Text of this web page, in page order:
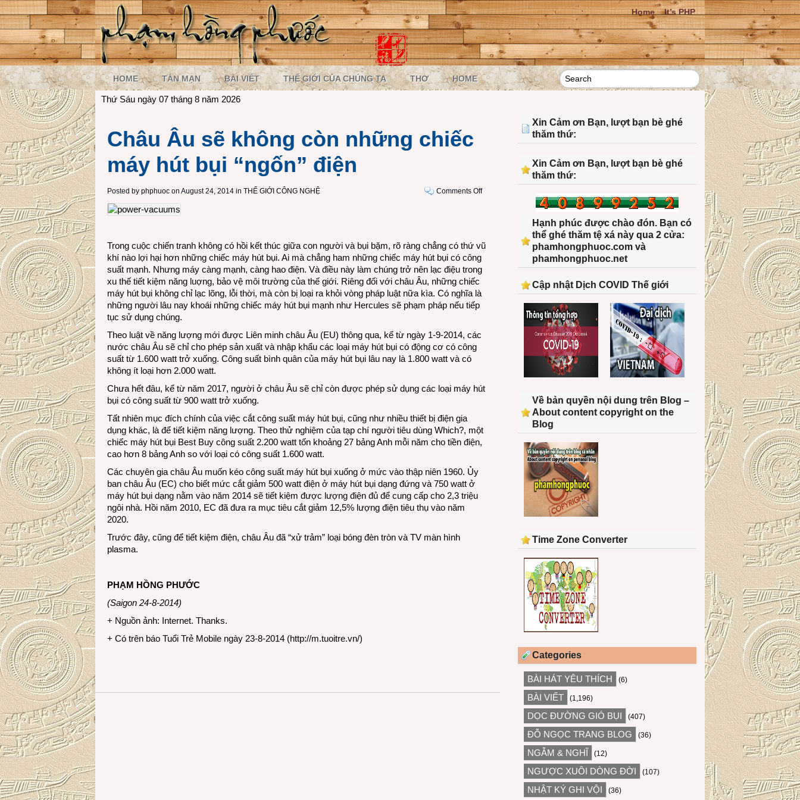
Home It’s PHP
HOME TẢN MẠN BÀI VIẾT THẾ GIỚI CỦA CHÚNG TA THƠ HOME
Thứ Sáu ngày 07 tháng 8 năm 2026
Châu Âu sẽ không còn những chiếc
máy hút bụi “ngốn” điện
Posted by phphuoc on August 24, 2014 in THẾ GIỚI CÔNG NGHỆ Comments Offon
còn
chiếc
hút
Trong cuộc chiến tranh không có hồi kết thúc giữa con người và bụi bặm, rõ ràng chẳng có thứ vũ
khí nào lợi hại hơn những chiếc máy hút bụi. Ai mà chẳng ham những chiếc máy hút bụi có công
suất mạnh. Nhưng máy càng mạnh, càng hao điện. Và điều này làm chúng trở nên lạc điệu trong
xu thế tiết kiệm năng luợng, bảo vệ môi trường của thế giới. Riêng đối với châu Âu, những chiếc
máy hút bụi không chỉ lạc lõng, lỗi thời, mà còn bị loại ra khỏi vòng pháp luật nữa kìa. Có nghĩa là
những người lâu nay khoái những chiếc máy hút bụi mạnh như Hercules sẽ phạm pháp nếu tiếp
tục sử dụng chúng.
Theo luật về năng lượng mới được Liên minh châu Âu (EU) thông qua, kể từ ngày 1-9-2014, các
nước châu Âu sẽ chỉ cho phép sản xuất và nhập khẩu các loại máy hút bụi có động cơ có công
suất từ 1.600 watt trở xuống. Công suất bình quân của máy hút bụi lâu nay là 1.800 watt và có
không ít loại hơn 2.000 watt.
Chưa hết đâu, kể từ năm 2017, người ở châu Âu sẽ chỉ còn được phép sử dụng các loại máy hút
bụi có công suất từ 900 watt trở xuống.
Tất nhiên mục đích chính của việc cắt công suất máy hút bụi, cũng như nhiều thiết bị điện gia
dụng khác, là để tiết kiệm năng lượng. Theo thử nghiệm của tạp chí người tiêu dùng Which?, một
chiếc máy hút bụi Best Buy công suất 2.200 watt tốn khoảng 27 bảng Anh mỗi năm cho tiền điện,
cao hơn 8 bảng Anh so với loại có công suất 1.600 watt.
Các chuyên gia châu Âu muốn kéo công suất máy hút bụi xuống ở mức vào thập niên 1960. Ủy
ban châu Âu (EC) cho biết mức cắt giảm 500 watt điện ở máy hút bụi dạng đứng và 750 watt ở
máy hút bụi dạng nằm vào năm 2014 sẽ tiết kiệm được lượng điện đủ để cung cấp cho 2,3 triệu
ngôi nhà. Hồi năm 2010, EC đã đưa ra mục tiêu cắt giảm 12,5% lượng điện tiêu thụ vào năm
2020.
Trước đây, cũng để tiết kiệm điện, châu Âu đã “xử trảm” loại bóng đèn tròn và TV màn hình
plasma.
PHẠM HỒNG PHƯỚC
(Saigon 24-8-2014)
+ Nguồn ảnh: Internet. Thanks.
+ Có trên báo Tuổi Trẻ Mobile ngày 23-8-2014 (http://m.tuoitre.vn/)
Xin Cảm ơn Bạn, lượt bạn bè ghé
thăm thứ:
Xin Cảm ơn Bạn, lượt bạn bè ghé
thăm thứ:
Hạnh phúc được chào đón. Bạn có
thể ghé thăm tệ xá này qua 2 cửa:
phamhongphuoc.com và
phamhongphuoc.net
Cập nhật Dịch COVID Thế giới
Về bản quyền nội dung trên Blog –
About content copyright on the
Blog
Time Zone Converter
Categories
BÀI HÁT YÊU THÍCH (6)
BÀI VIẾT (1,196)
DỌC ĐƯỜNG GIÓ BỤI (407)
ĐỖ NGỌC TRANG BLOG (36)
NGẪM & NGHĨ (12)
NGƯỢC XUÔI DÒNG ĐỜI (107)
NHẬT KÝ GHI VỘI (36)